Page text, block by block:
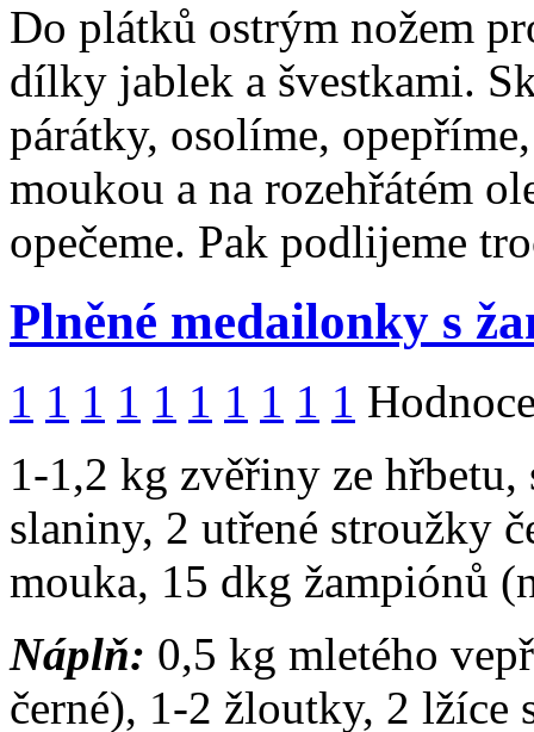
Do plátků ostrým nožem
dílky jablek a švestkami.
párátky, osolíme,
moukou a na rozehřátém
opečeme. Pak podlijeme
Plněné medailonky s
1 1 1 1 1 1 1 1 1 1
1-1,2 kg zvěřiny ze
slaniny, 2 utřené stroužky
mouka, 15 dkg žampiónů
Náplň: 0,5 kg mletého
černé), 1-2 žloutky, 2 lžíce